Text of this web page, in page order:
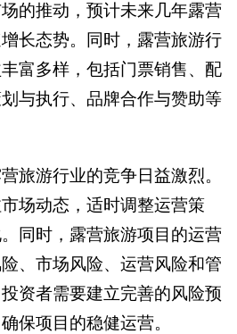
的推动，预计未来几年露营
长态势。同时，露营旅游行
富多样，包括门票销售、配
与执行、品牌合作与赞助等
旅游行业的竞争日益激烈。
场动态，适时调整运营策
同时，露营旅游项目的运营
、市场风险、运营风险和管
资者需要建立完善的风险预
保项目的稳健运营。